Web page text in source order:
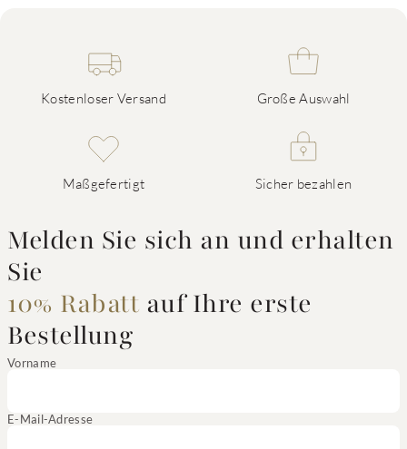
Kostenloser Versand Große Auswahl
Maßgefertigt Sicher bezahlen
Melden Sie sich an und erhalten
Sie
10% Rabatt auf Ihre erste
Bestellung
Vorname
E-Mail-Adresse